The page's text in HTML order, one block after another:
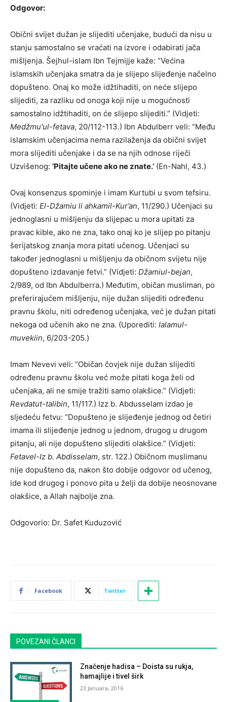
Odgovor:
Obični svijet dužan je slijediti učenjake, budući da nisu u
stanju samostalno se vraćati na izvore i odabirati jača
mišljenja. Šejhul-islam Ibn Tejmijje kaže: “Većina
islamskih učenjaka smatra da je slijepo slijeđenje načelno
dopušteno. Onaj ko može idžtihaditi, on neće slijepo
slijediti, za razliku od onoga koji nije u mogućnosti
samostalno idžtihaditi, on će slijepo slijediti.” (Vidjeti:
Medžmu'ul-fetava, 20/112-113.) Ibn Abdulberr veli: “Među
islamskim učenjacima nema razilaženja da obični svijet
mora slijediti učenjake i da se na njih odnose riječi
Uzvišenog: ’Pitajte učene ako ne znate.’ (En-Nahl, 43.)
Ovaj konsenzus spominje i imam Kurtubi u svom tefsiru.
(Vidjeti: El-Džamiu li ahkamil-Kur’an, 11/290.) Učenjaci su
jednoglasni u mišljenju da slijepac u mora upitati za
pravac kible, ako ne zna, tako onaj ko je slijep po pitanju
šerijatskog znanja mora pitati učenog. Učenjaci su
također jednoglasni u mišljenju da običnom svijetu nije
dopušteno izdavanje fetvi.” (Vidjeti: Džamiul-bejan,
2/989, od Ibn Abdulberra.) Međutim, običan musliman, po
preferirajućem mišljenju, nije dužan slijediti određenu
pravnu školu, niti određenog učenjaka, već je dužan pitati
nekoga od učenih ako ne zna. (Uporediti: Ialamul-
muvekiin, 6/203-205.)
Imam Nevevi veli: “Običan čovjek nije dužan slijediti
određenu pravnu školu već može pitati koga želi od
učenjaka, ali ne smije tražiti samo olakšice.” (Vidjeti:
Revdatut-talibin, 11/117.) Izz b. Abdusselam izdao je
sljedeću fetvu: “Dopušteno je slijeđenje jednog od četiri
imama ili slijeđenje jednog u jednom, drugog u drugom
pitanju, ali nije dopušteno slijediti olakšice.” (Vidjeti:
Fetavel-Iz b. Abdisselam, str. 122.) Običnom muslimanu
nije dopušteno da, nakon što dobije odgovor od učenog,
ide kod drugog i ponovo pita u želji da dobije neosnovane
olakšice, a Allah najbolje zna.
Odgovorio: Dr. Safet Kuduzović
Facebook Twitter
POVEZANI ČLANCI
Značenje hadisa – Doista su rukja,
hamajlije i tivel širk
23 Januara, 2016